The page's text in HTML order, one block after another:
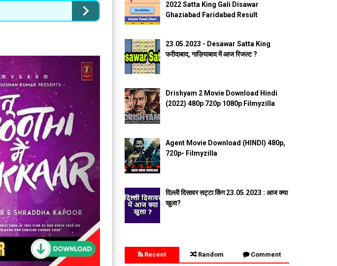
2022 Satta King Gali Disawar
Ghaziabad Faridabad Result
23.05.2023 - Desawar Satta King
फरीदाबाद, गाज़ियाबाद में आज रिजल्ट ?
Drishyam 2 Movie Download Hindi
(2022) 480p 720p 1080p Filmyzilla
Agent Movie Download (HINDI) 480p,
720p- Filmyzilla
दिल्ली दिसावर सट्टा किंग 23.05.2023 : आज क्या
खुला?
Recent Random Comment